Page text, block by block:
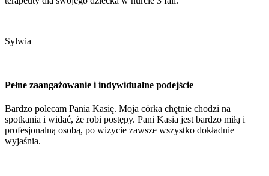
Sylwia
Pełne zaangażowanie i indywidualne podejście
Bardzo polecam Pania Kasię. Moja córka chętnie chodzi na
spotkania i widać, że robi postępy. Pani Kasia jest bardzo miłą i
profesjonalną osobą, po wizycie zawsze wszystko dokładnie
wyjaśnia.